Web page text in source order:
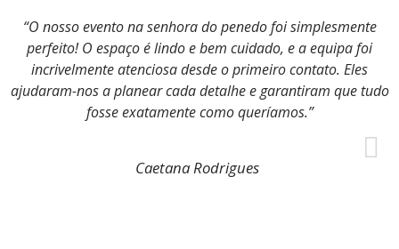
“O nosso evento na senhora do penedo foi simplesmente
perfeito! O espaço é lindo e bem cuidado, e a equipa foi
incrivelmente atenciosa desde o primeiro contato. Eles
ajudaram-nos a planear cada detalhe e garantiram que tudo
fosse exatamente como queríamos.”
Caetana Rodrigues